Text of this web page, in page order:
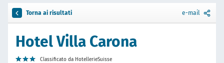
Torna ai risultati e-mail
Hotel Villa Carona
Classificato da HotellerieSuisse